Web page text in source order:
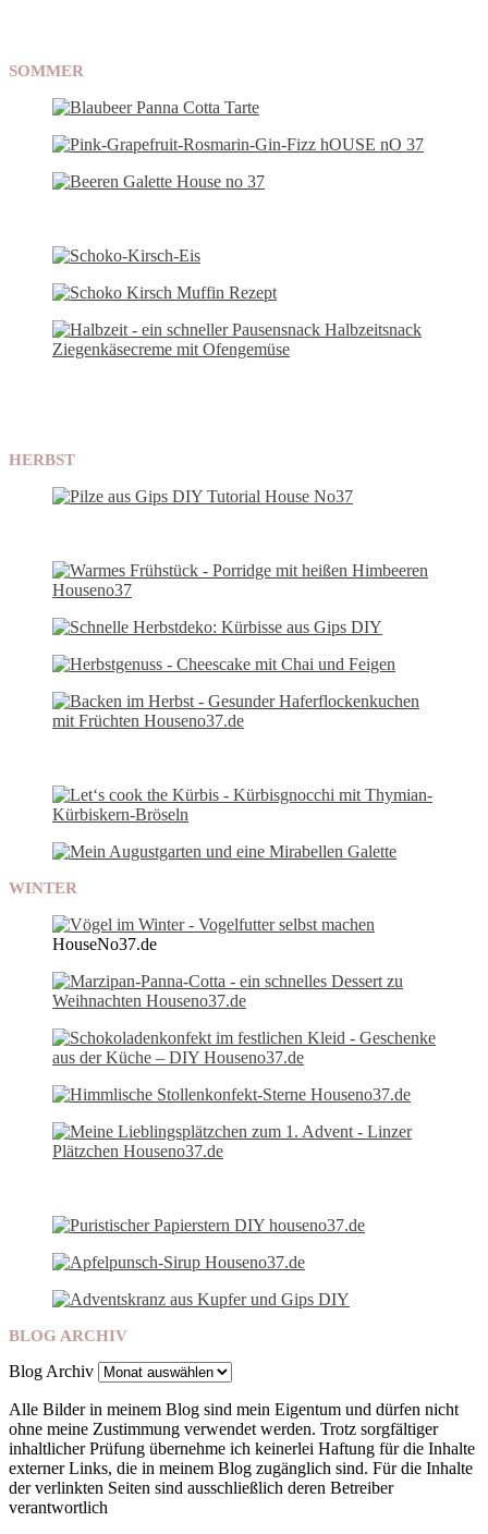
SOMMER
HERBST
WINTER
HouseNo37.de
BLOG ARCHIV
Blog Archiv
Alle Bilder in meinem Blog sind mein Eigentum und dürfen nicht
ohne meine Zustimmung verwendet werden. Trotz sorgfältiger
inhaltlicher Prüfung übernehme ich keinerlei Haftung für die Inhalte
externer Links, die in meinem Blog zugänglich sind. Für die Inhalte
der verlinkten Seiten sind ausschließlich deren Betreiber
verantwortlich